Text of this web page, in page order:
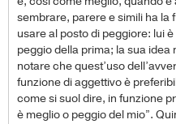
sembrare, parere e simili ha la
usare al posto di peggiore: lui
peggio della prima; la sua
notare che quest’uso
funzione di aggettivo è
come si suol dire, in funzione
è meglio o peggio del mio”.